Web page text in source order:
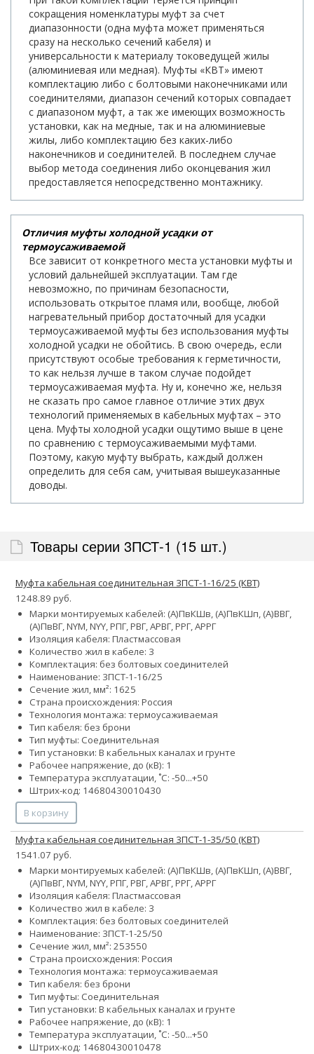
сокращения номенклатуры муфт за счет
диапазонности (одна муфта может применяться
сразу на несколько сечений кабеля) и
универсальности к материалу токоведущей жилы
(алюминиевая или медная). Муфты «КВТ» имеют
комплектацию либо с болтовыми наконечниками или
соединителями, диапазон сечений которых совпадает
с диапазоном муфт, а так же имеющих возможность
установки, как на медные, так и на алюминиевые
жилы, либо комплектацию без каких-либо
наконечников и соединителей. В последнем случае
выбор метода соединения либо оконцевания жил
предоставляется непосредственно монтажнику.
Отличия муфты холодной усадки от
термоусаживаемой
Все зависит от конкретного места установки муфты и
условий дальнейшей эксплуатации. Там где
невозможно, по причинам безопасности,
использовать открытое пламя или, вообще, любой
нагревательный прибор достаточный для усадки
термоусаживаемой муфты без использования муфты
холодной усадки не обойтись. В свою очередь, если
присутствуют особые требования к герметичности,
то как нельзя лучше в таком случае подойдет
термоусаживаемая муфта. Ну и, конечно же, нельзя
не сказать про самое главное отличие этих двух
технологий применяемых в кабельных муфтах – это
цена. Муфты холодной усадки ощутимо выше в цене
по сравнению с термоусаживаемыми муфтами.
Поэтому, какую муфту выбрать, каждый должен
определить для себя сам, учитывая вышеуказанные
доводы.
Товары серии 3ПСТ-1 (15 шт.)
Муфта кабельная соединительная 3ПСТ-1-16/25 (КВТ)
1248.89 руб.
Марки монтируемых кабелей: (А)ПвКШв, (А)ПвКШп, (А)ВВГ,
(А)ПвВГ, NYM, NYY, РПГ, РВГ, АРВГ, РРГ, АРРГ
Изоляция кабеля: Пластмассовая
Количество жил в кабеле: 3
Комплектация: без болтовых соединителей
Наименование: 3ПСТ-1-16/25
Сечение жил, мм²: 1625
Страна происхождения: Россия
Технология монтажа: термоусаживаемая
Тип кабеля: без брони
Тип муфты: Соединительная
Тип установки: В кабельных каналах и грунте
Рабочее напряжение, до (кВ): 1
Температура эксплуатации, ˚С: -50...+50
Штрих-код: 14680430010430
В корзину
Муфта кабельная соединительная 3ПСТ-1-35/50 (КВТ)
1541.07 руб.
Марки монтируемых кабелей: (А)ПвКШв, (А)ПвКШп, (А)ВВГ,
(А)ПвВГ, NYM, NYY, РПГ, РВГ, АРВГ, РРГ, АРРГ
Изоляция кабеля: Пластмассовая
Количество жил в кабеле: 3
Комплектация: без болтовых соединителей
Наименование: 3ПСТ-1-25/50
Сечение жил, мм²: 253550
Страна происхождения: Россия
Технология монтажа: термоусаживаемая
Тип кабеля: без брони
Тип муфты: Соединительная
Тип установки: В кабельных каналах и грунте
Рабочее напряжение, до (кВ): 1
Температура эксплуатации, ˚С: -50...+50
Штрих-код: 14680430010478